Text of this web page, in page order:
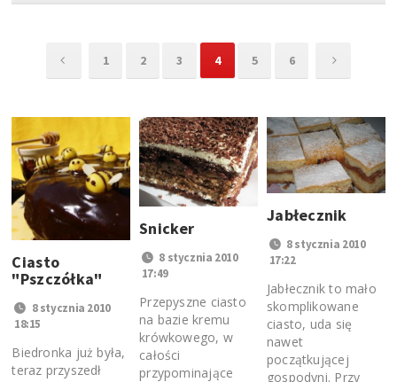
1 2 3 4 5 6
Ciasto
"Pszczółka"
8 stycznia 2010
18:15
Biedronka już była,
teraz przyszedł
Snicker
8 stycznia 2010
17:49
Przepyszne ciasto
na bazie kremu
krówkowego, w
całości
przypominające
Jabłecznik
8 stycznia 2010
17:22
Jabłecznik to mało
skomplikowane
ciasto, uda się
nawet
początkującej
gospodyni. Przy